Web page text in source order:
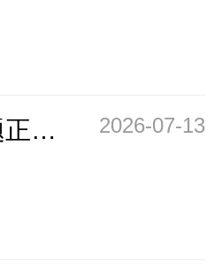
同济大学EMBA2027年入学招生专题正式上线 2026-07-13